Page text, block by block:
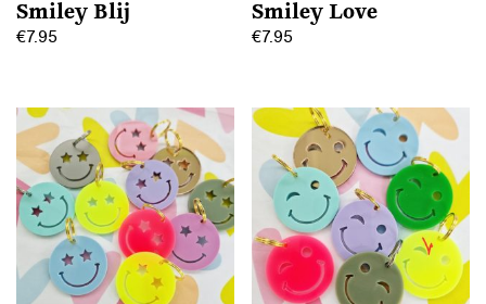
Smiley Blij
€7.95
Smiley Love
€7.95